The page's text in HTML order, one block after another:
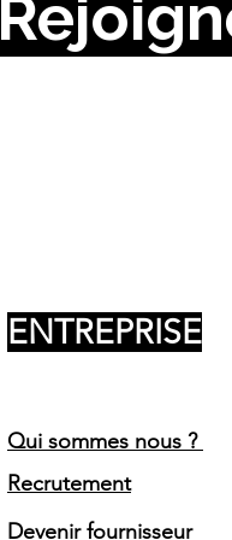
ENTREPRISE
Qui sommes nous ?
Recrutement
Devenir fournisseur